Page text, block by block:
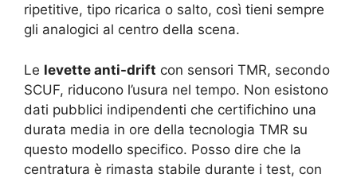
ripetitive, tipo ricarica o salto, così tieni sempre
gli analogici al centro della scena.
Le levette anti-drift con sensori TMR, secondo
SCUF, riducono l’usura nel tempo. Non esistono
dati pubblici indipendenti che certifichino una
durata media in ore della tecnologia TMR su
questo modello specifico. Posso dire che la
centratura è rimasta stabile durante i test, con